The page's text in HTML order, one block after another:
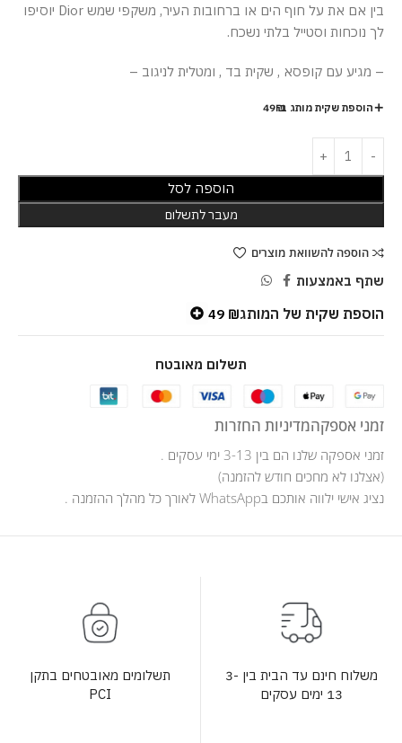
בין אם את על חוף הים או ברחובות העיר, משקפי שמש Dior יוסיפו
לך נוכחות וסטייל בלתי נשכח.
– מגיע עם קופסא , שקית בד , ומטלית לניגוב –
הוספת שקית מותג ב-49₪
הוספה לסל
מעבר לתשלום
הוספה להשוואת מוצרים
שתף באמצעות
הוספת שקית של המותג 49 ₪
תשלום מאובטח
זמני אספקהמדיניות החזרות
זמני אספקה שלנו הם בין 3-13 ימי עסקים .
(אצלנו לא מחכים חודש להזמנה)
נציג אישי ילווה אותכם בWhatsApp לאורך כל מהלך ההזמנה .
משלוח חינם עד הבית בין 3-
13 ימים עסקים
תשלומים מאובטחים בתקן
PCI